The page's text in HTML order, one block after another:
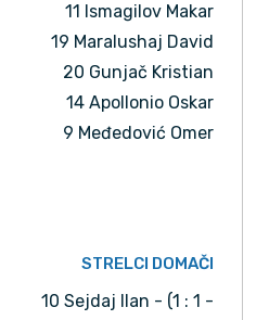
11 Ismagilov Makar
19 Maralushaj David
20 Gunjač Kristian
14 Apollonio Oskar
9 Međedović Omer
STRELCI DOMAČI
10 Sejdaj Ilan - (1 : 1 -